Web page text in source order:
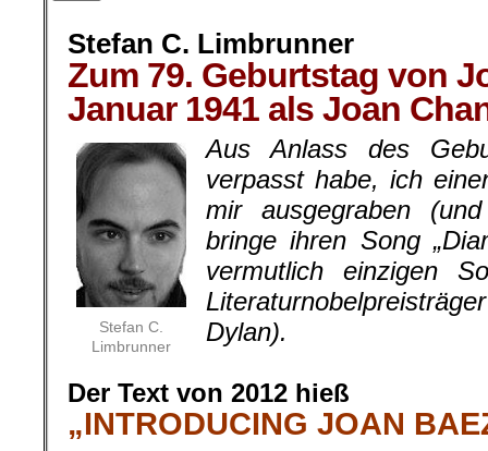
Stefan C. Limbrunner
Zum 79. Geburtstag von
Januar 1941 als Joan
Stefan C.
Limbrunner
Aus Anlass des
verpasst habe, ich
mir ausgegraben
bringe ihren Song
vermutlich einzigen
Dylan).
Der Text von 2012 hieß
„INTRODUCING JOAN